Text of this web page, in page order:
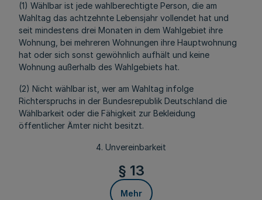
(1) Wählbar ist jede wahlberechtigte Person, die am
Wahltag das achtzehnte Lebensjahr vollendet hat und
seit mindestens drei Monaten in dem Wahlgebiet ihre
Wohnung, bei mehreren Wohnungen ihre Hauptwohnung
hat oder sich sonst gewöhnlich aufhält und keine
Wohnung außerhalb des Wahlgebiets hat.
(2) Nicht wählbar ist, wer am Wahltag infolge
Richterspruchs in der Bundesrepublik Deutschland die
Wählbarkeit oder die Fähigkeit zur Bekleidung
öffentlicher Ämter nicht besitzt.
4. Unvereinbarkeit
§ 13
Mehr